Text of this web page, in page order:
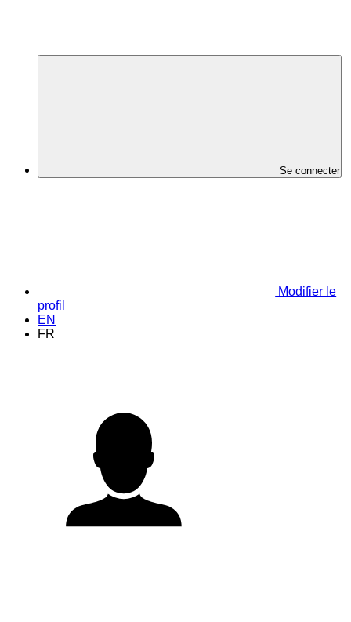
Se connecter
Modifier le
profil
EN
FR